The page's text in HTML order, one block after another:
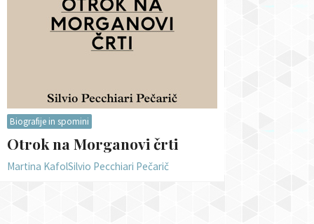
Biografije in spomini
Otrok na Morganovi črti
Martina KafolSilvio Pecchiari Pečarič